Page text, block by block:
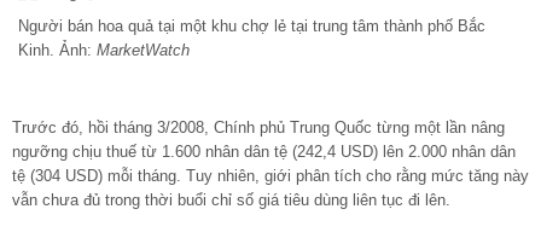
Người bán hoa quả tại một khu chợ lẻ tại trung tâm thành phố Bắc
Kinh. Ảnh: MarketWatch
Trước đó, hồi tháng 3/2008, Chính phủ Trung Quốc từng một lần nâng
ngưỡng chịu thuế từ 1.600 nhân dân tệ (242,4 USD) lên 2.000 nhân dân
tệ (304 USD) mỗi tháng. Tuy nhiên, giới phân tích cho rằng mức tăng này
vẫn chưa đủ trong thời buổi chỉ số giá tiêu dùng liên tục đi lên.